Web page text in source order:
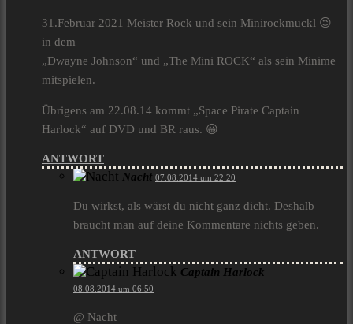
31.Februar 2021 Meister Rock und sein Minirockmuckl 😉
in dem
„Dwayne Johnson“ und „The Mini ROCK“ als sein Minime
mitspielen.
Übrigens am 22.08.14 kommt „Space Pirate Captain
Harlock“ auf DVD und BR raus. 😀
ANTWORT
Nacht 07.08.2014 um 22:20
Du wirkst, als wärst du nicht ganz dicht. Deshalb
braucht man auf deine Kommentare nichts geben.
ANTWORT
Captain Harlock
08.08.2014 um 06:50
@ Nacht